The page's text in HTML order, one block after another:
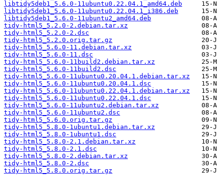
libtidy5deb1_5.6.0-11ubuntu0.22.04.1_amd64.deb
libtidy5deb1_5.6.0-11ubuntu0.22.04.1_i386.deb
libtidy5deb1_5.6.0-11ubuntu2_amd64.deb
tidy-html5_5.2.0-2.debian.tar.xz
tidy-html5_5.2.0-2.dsc
tidy-html5_5.2.0.orig.tar.gz
tidy-html5_5.6.0-11.debian.tar.xz
tidy-html5_5.6.0-11.dsc
tidy-html5_5.6.0-11build2.debian.tar.xz
tidy-html5_5.6.0-11build2.dsc
tidy-html5_5.6.0-11ubuntu0.20.04.1.debian.tar.xz
tidy-html5_5.6.0-11ubuntu0.20.04.1.dsc
tidy-html5_5.6.0-11ubuntu0.22.04.1.debian.tar.xz
tidy-html5_5.6.0-11ubuntu0.22.04.1.dsc
tidy-html5_5.6.0-11ubuntu2.debian.tar.xz
tidy-html5_5.6.0-11ubuntu2.dsc
tidy-html5_5.6.0.orig.tar.gz
tidy-html5_5.8.0-1ubuntu1.debian.tar.xz
tidy-html5_5.8.0-1ubuntu1.dsc
tidy-html5_5.8.0-2.1.debian.tar.xz
tidy-html5_5.8.0-2.1.dsc
tidy-html5_5.8.0-2.debian.tar.xz
tidy-html5_5.8.0-2.dsc
tidy-html5_5.8.0.orig.tar.gz